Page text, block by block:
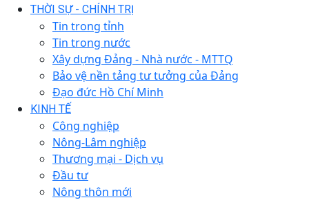
THỜI SỰ - CHÍNH TRỊ
Tin trong tỉnh
Tin trong nước
Xây dựng Đảng - Nhà nước - MTTQ
Bảo vệ nền tảng tư tưởng của Đảng
Đạo đức Hồ Chí Minh
KINH TẾ
Công nghiệp
Nông-Lâm nghiệp
Thương mại - Dịch vụ
Đầu tư
Nông thôn mới